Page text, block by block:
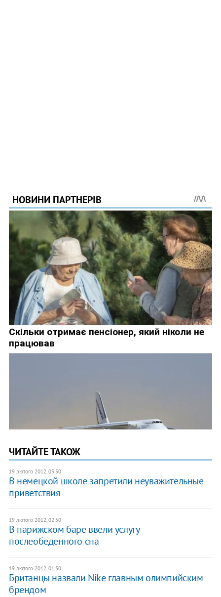
ЧИТАЙТЕ ТАКОЖ
19 лютого 2012, 03:30
В немецкой школе запретили неуважительные
приветствия
19 лютого 2012, 02:50
В парижcком баре ввели услугу
послеобеденного сна
19 лютого 2012, 01:30
Британцы назвали Nike главным олимпийским
брендом